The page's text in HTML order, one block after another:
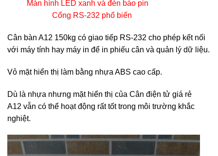
Màn hình LED xanh và đèn báo pin
Cổng RS-232 phổ biến
Cân bàn A12 150kg có giao tiếp RS-232 cho phép kết nối
với máy tính hay máy in để in phiếu cân và quản lý dữ liệu.
Vỏ mặt hiển thị làm bằng nhựa ABS cao cấp.
Dù là nhựa nhưng mặt hiển thị của Cân điện tử giá rẻ
A12 vẫn có thể hoạt động rất tốt trong môi trường khắc
nghiệt.